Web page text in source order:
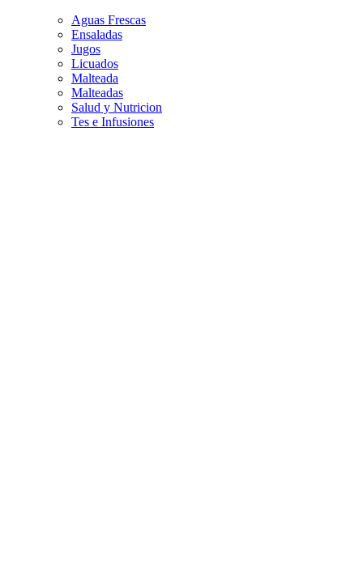
Aguas Frescas
Ensaladas
Jugos
Licuados
Malteada
Malteadas
Salud y Nutricion
Tes e Infusiones